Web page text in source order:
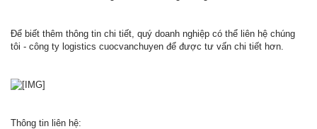
Để biết thêm thông tin chi tiết, quý doanh nghiệp có thể liên hệ chúng
tôi - công ty logistics cuocvanchuyen để được tư vấn chi tiết hơn.
Thông tin liên hệ: